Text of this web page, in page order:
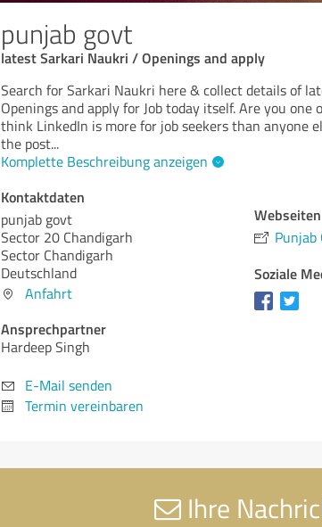
punjab govt
latest Sarkari Naukri / Openings and apply
Search for Sarkari Naukri here & collect details of
Openings and apply for Job today itself. Are you
think LinkedIn is more for job seekers than anyone
the post...
Komplette Beschreibung anzeigen
Kontaktdaten
punjab govt
Sector 20 Chandigarh
Sector Chandigarh
Deutschland
Anfahrt
Ansprechpartner
Hardeep Singh
E-Mail senden
Termin vereinbaren
Webseiten
Punjab
Soziale
Ihre